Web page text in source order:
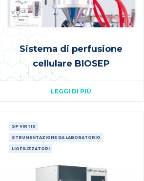
Sistema di perfusione
cellulare BIOSEP
LEGGI DI PIÙ
SP VIRTIS
STRUMENTAZIONE DA LABORATORIO
LIOFILIZZATORI